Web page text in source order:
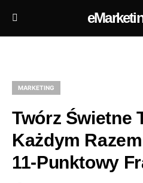
MARKETING
Twórz Świetne
Każdym
11-Punktowy